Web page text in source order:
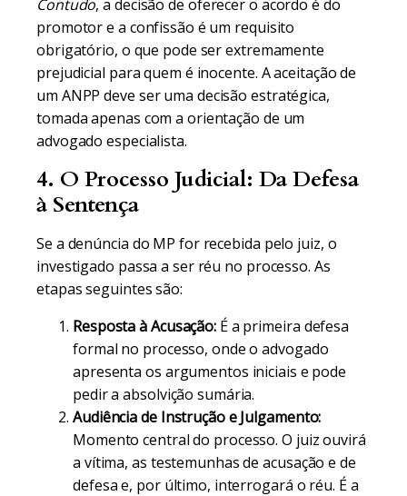
Contudo, a decisão de oferecer o acordo é do
promotor e a confissão é um requisito
obrigatório, o que pode ser extremamente
prejudicial para quem é inocente. A aceitação de
um ANPP deve ser uma decisão estratégica,
tomada apenas com a orientação de um
advogado especialista.
4. O Processo Judicial: Da Defesa
à Sentença
Se a denúncia do MP for recebida pelo juiz, o
investigado passa a ser réu no processo. As
etapas seguintes são:
Resposta à Acusação: É a primeira defesa
formal no processo, onde o advogado
apresenta os argumentos iniciais e pode
pedir a absolvição sumária.
Audiência de Instrução e Julgamento:
Momento central do processo. O juiz ouvirá
a vítima, as testemunhas de acusação e de
defesa e, por último, interrogará o réu. É a